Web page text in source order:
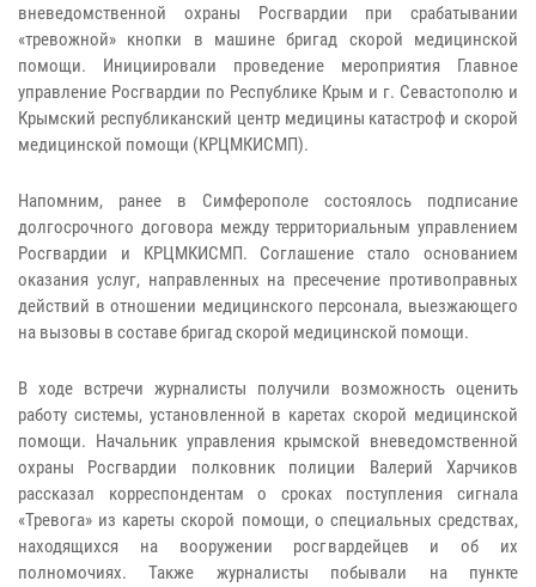
вневедомственной охраны Росгвардии при срабатывании
«тревожной» кнопки в машине бригад скорой медицинской
помощи. Инициировали проведение мероприятия Главное
управление Росгвардии по Республике Крым и г. Севастополю и
Крымский республиканский центр медицины катастроф и скорой
медицинской помощи (КРЦМКИСМП).
Напомним, ранее в Симферополе состоялось подписание
долгосрочного договора между территориальным управлением
Росгвардии и КРЦМКИСМП. Соглашение стало основанием
оказания услуг, направленных на пресечение противоправных
действий в отношении медицинского персонала, выезжающего
на вызовы в составе бригад скорой медицинской помощи.
В ходе встречи журналисты получили возможность оценить
работу системы, установленной в каретах скорой медицинской
помощи. Начальник управления крымской вневедомственной
охраны Росгвардии полковник полиции Валерий Харчиков
рассказал корреспондентам о сроках поступления сигнала
«Тревога» из кареты скорой помощи, о специальных средствах,
находящихся на вооружении росгвардейцев и об их
полномочиях. Также журналисты побывали на пункте